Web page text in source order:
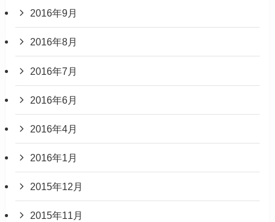
2016年9月
2016年8月
2016年7月
2016年6月
2016年4月
2016年1月
2015年12月
2015年11月